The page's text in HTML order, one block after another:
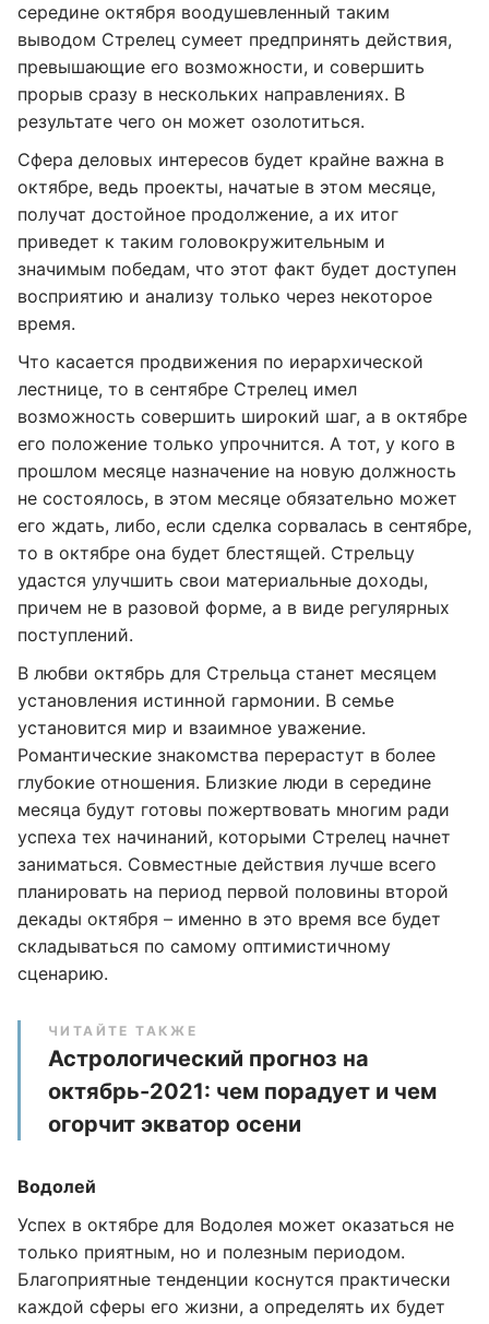
середине октября воодушевленный таким
выводом Стрелец сумеет предпринять действия,
превышающие его возможности, и совершить
прорыв сразу в нескольких направлениях. В
результате чего он может озолотиться.
Сфера деловых интересов будет крайне важна в
октябре, ведь проекты, начатые в этом месяце,
получат достойное продолжение, а их итог
приведет к таким головокружительным и
значимым победам, что этот факт будет доступен
восприятию и анализу только через некоторое
время.
Что касается продвижения по иерархической
лестнице, то в сентябре Стрелец имел
возможность совершить широкий шаг, а в октябре
его положение только упрочнится. А тот, у кого в
прошлом месяце назначение на новую должность
не состоялось, в этом месяце обязательно может
его ждать, либо, если сделка сорвалась в сентябре,
то в октябре она будет блестящей. Стрельцу
удастся улучшить свои материальные доходы,
причем не в разовой форме, а в виде регулярных
поступлений.
В любви октябрь для Стрельца станет месяцем
установления истинной гармонии. В семье
установится мир и взаимное уважение.
Романтические знакомства перерастут в более
глубокие отношения. Близкие люди в середине
месяца будут готовы пожертвовать многим ради
успеха тех начинаний, которыми Стрелец начнет
заниматься. Совместные действия лучше всего
планировать на период первой половины второй
декады октября – именно в это время все будет
складываться по самому оптимистичному
сценарию.
ЧИТАЙТЕ ТАКЖЕ
Астрологический прогноз на
октябрь-2021: чем порадует и чем
огорчит экватор осени
Водолей
Успех в октябре для Водолея может оказаться не
только приятным, но и полезным периодом.
Благоприятные тенденции коснутся практически
каждой сферы его жизни, а определять их будет